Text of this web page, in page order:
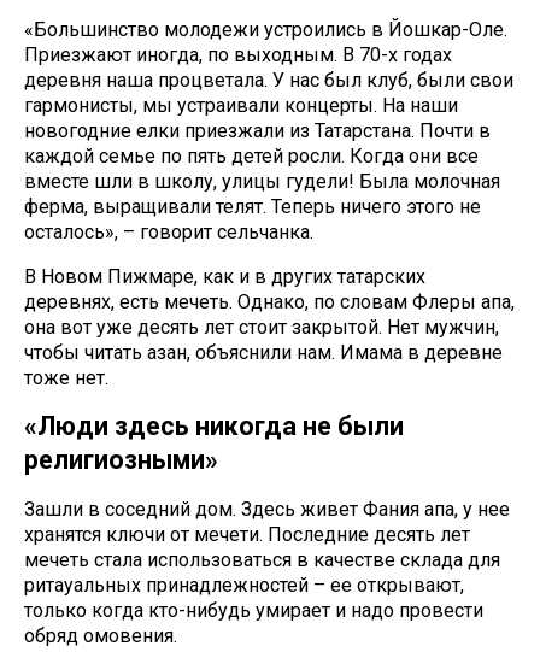
«Большинство молодежи устроились в Йошкар-Оле.
Приезжают иногда, по выходным. В 70-х годах
деревня наша процветала. У нас был клуб, были свои
гармонисты, мы устраивали концерты. На наши
новогодние елки приезжали из Татарстана. Почти в
каждой семье по пять детей росли. Когда они все
вместе шли в школу, улицы гудели! Была молочная
ферма, выращивали телят. Теперь ничего этого не
осталось», – говорит сельчанка.
В Новом Пижмаре, как и в других татарских
деревнях, есть мечеть. Однако, по словам Флеры апа,
она вот уже десять лет стоит закрытой. Нет мужчин,
чтобы читать азан, объяснили нам. Имама в деревне
тоже нет.
«Люди здесь никогда не были
религиозными»
Зашли в соседний дом. Здесь живет Фания апа, у нее
хранятся ключи от мечети. Последние десять лет
мечеть стала использоваться в качестве склада для
ритауальных принадлежностей – ее открывают,
только когда кто-нибудь умирает и надо провести
обряд омовения.